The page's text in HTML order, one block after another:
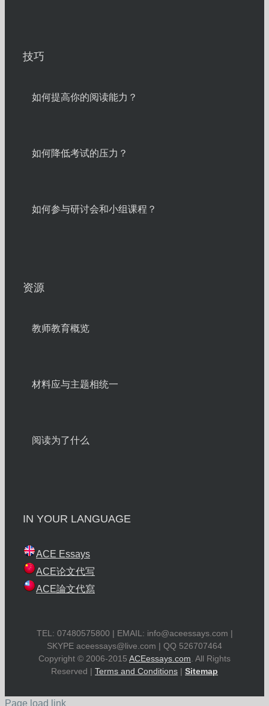
技巧
如何提高你的阅读能力？
如何降低考试的压力？
如何参与研讨会和小组课程？
资源
教师教育概览
材料应与主题相统一
阅读为了什么
IN YOUR LANGUAGE
ACE Essays
ACE论文代写
ACE論文代寫
TEL: 07480575800 | EMAIL: info@aceessays.com |
SKYPE aceessays@live.com | QQ 526707464
Copyright © 2006-2015 ACEessays.com . All Rights
Reserved | Terms and Conditions | Sitemap
Page load link